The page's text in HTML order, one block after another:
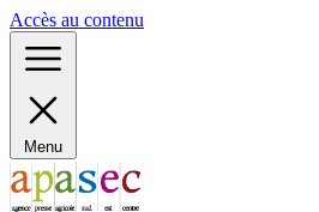
Accès au contenu
Menu
Panneau de gestion des cookies